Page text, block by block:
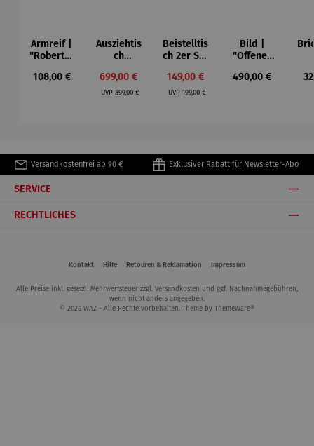
Armreif |
"Roberta"
Mütz
Regulärer Preis:
108,00 €
Ausziehtis
ch
– Valor
Verkaufspreis:
699,00 €
UVPRegulärer Preis:
899,00 €
Beistelltis
ch 2er Set
Verkaufspreis:
149,00 €
UVP Regulärer Preis:
199,00 €
Bild |
"Offenes
Collioure"
Regulärer Preis:
490,00 €
Versandkostenfrei ab 90 € Exklusiver Rabatt für Newsletter-Abo
SERVICE
RECHTLICHES
Kontakt Hilfe Retouren & Reklamation Impressum
Alle Preise inkl. gesetzl. Mehrwertsteuer zzgl. Versandkosten und ggf. Nachnahmegebühren,
wenn nicht anders angegeben.
© 2026 WAZ - Alle Rechte vorbehalten. Theme by ThemeWare®